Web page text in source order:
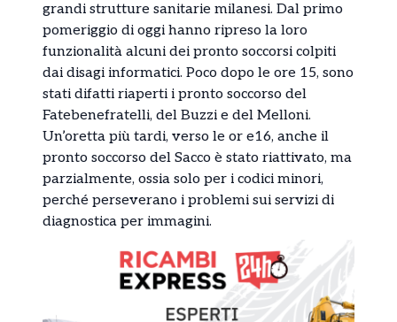
grandi strutture sanitarie milanesi. Dal primo
pomeriggio di oggi hanno ripreso la loro
funzionalità alcuni dei pronto soccorsi colpiti
dai disagi informatici. Poco dopo le ore 15, sono
stati difatti riaperti i pronto soccorso del
Fatebenefratelli, del Buzzi e del Melloni.
Un’oretta più tardi, verso le or e16, anche il
pronto soccorso del Sacco è stato riattivato, ma
parzialmente, ossia solo per i codici minori,
perché perseverano i problemi sui servizi di
diagnostica per immagini.